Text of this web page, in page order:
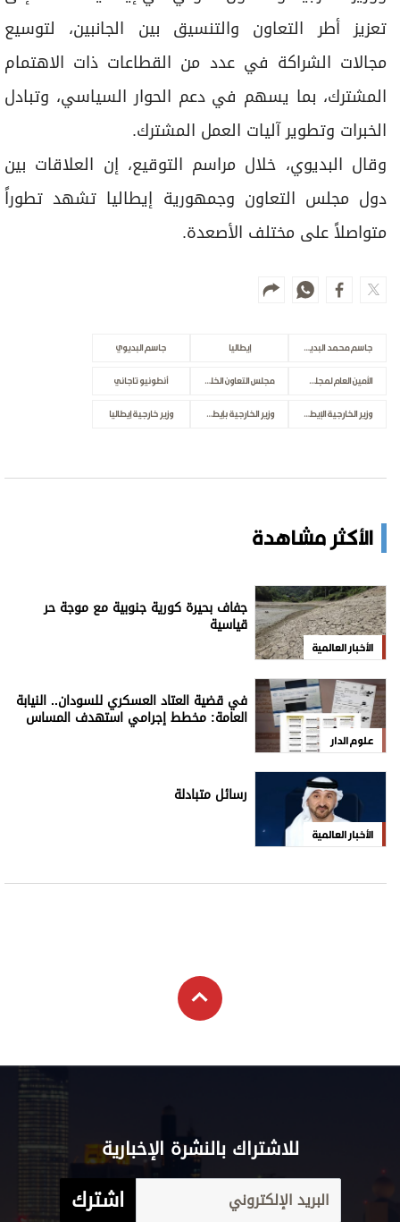
تعزيز أطر التعاون والتنسيق بين الجانبين، لتوسيع
مجالات الشراكة في عدد من القطاعات ذات الاهتمام
المشترك، بما يسهم في دعم الحوار السياسي، وتبادل
الخبرات وتطوير آليات العمل المشترك.
وقال البديوي، خلال مراسم التوقيع، إن العلاقات بين
دول مجلس التعاون وجمهورية إيطاليا تشهد تطوراً
متواصلاً على مختلف الأصعدة.
جاسم محمد البديوي إيطاليا جاسم البديوي
الأمين العام لمجلس التعاون الخليجي مجلس التعاون الخليجي أنطونيو تاجاني
وزير الخارجية الإيطالي وزير الخارجية بإيطاليا وزير خارجية إيطاليا
الأكثر مشاهدة
الأخبار العالمية
جفاف بحيرة كورية جنوبية مع موجة حر
قياسية
علوم الدار
في قضية العتاد العسكري للسودان.. النيابة
العامة: مخطط إجرامي استهدف المساس
الأخبار العالمية
رسائل متبادلة
للاشتراك بالنشرة الإخبارية
اشترك